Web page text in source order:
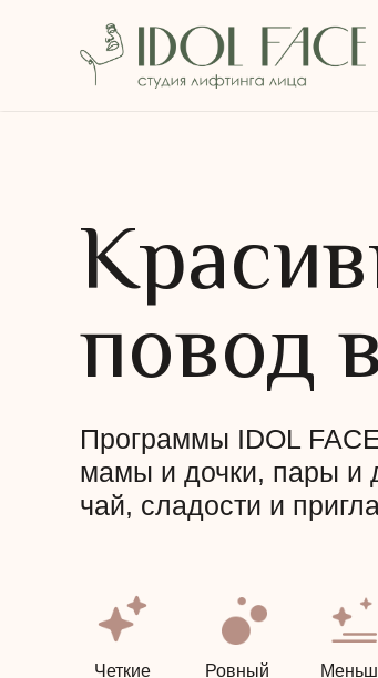
повод
Программы IDOL
мамы и дочки, пары и
чай, сладости и
Четкие
Ровный